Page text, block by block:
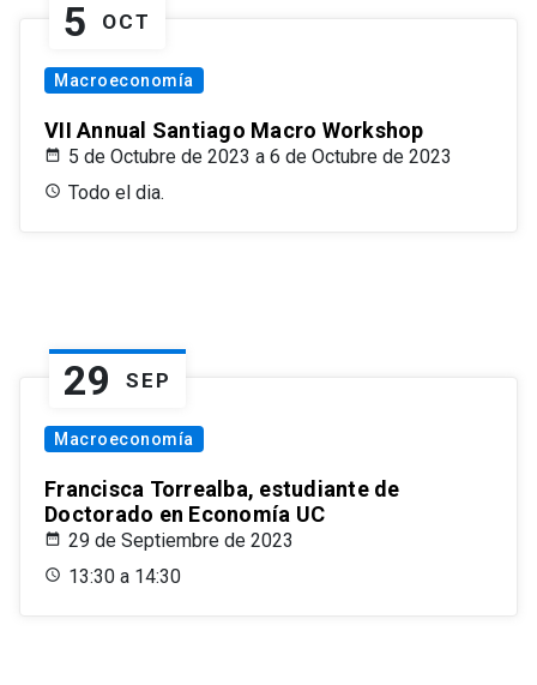
5 OCT
Macroeconomía
VII Annual Santiago Macro Workshop
5 de Octubre de 2023 a 6 de Octubre de 2023
Todo el dia.
29 SEP
Macroeconomía
Francisca Torrealba, estudiante de
Doctorado en Economía UC
29 de Septiembre de 2023
13:30 a 14:30